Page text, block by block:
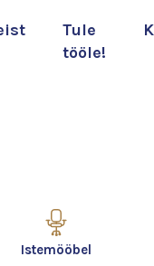
Tule
tööle!
Istemööbel